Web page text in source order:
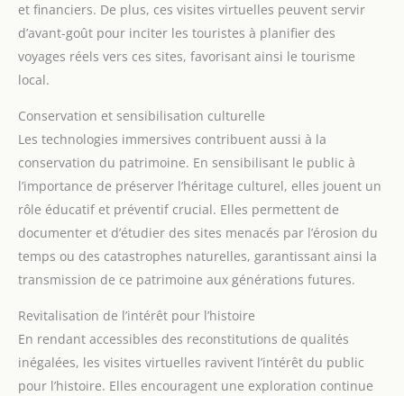
et financiers. De plus, ces visites virtuelles peuvent servir
d’avant-goût pour inciter les touristes à planifier des
voyages réels vers ces sites, favorisant ainsi le tourisme
local.
Conservation et sensibilisation culturelle
Les technologies immersives contribuent aussi à la
conservation du patrimoine. En sensibilisant le public à
l’importance de préserver l’héritage culturel, elles jouent un
rôle éducatif et préventif crucial. Elles permettent de
documenter et d’étudier des sites menacés par l’érosion du
temps ou des catastrophes naturelles, garantissant ainsi la
transmission de ce patrimoine aux générations futures.
Revitalisation de l’intérêt pour l’histoire
En rendant accessibles des reconstitutions de qualités
inégalées, les visites virtuelles ravivent l’intérêt du public
pour l’histoire. Elles encouragent une exploration continue